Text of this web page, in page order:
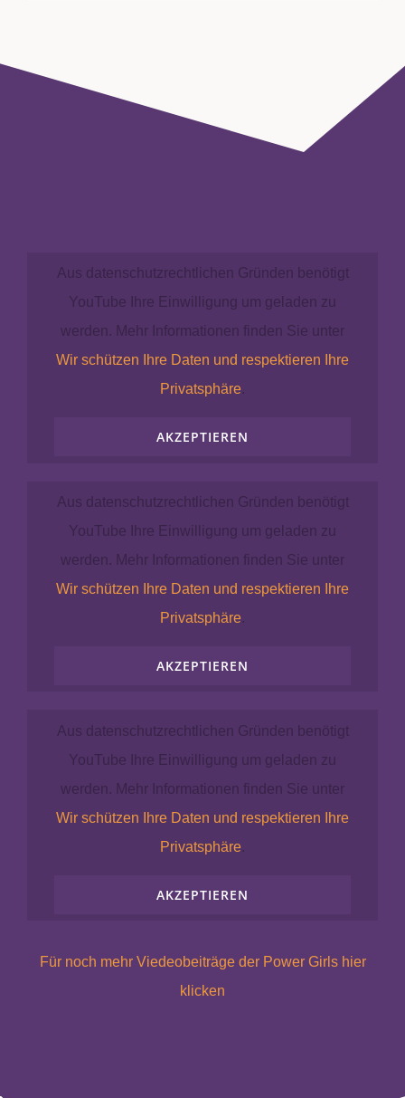
Aus datenschutzrechtlichen Gründen benötigt
YouTube Ihre Einwilligung um geladen zu
werden. Mehr Informationen finden Sie unter
Wir schützen Ihre Daten und respektieren Ihre
Privatsphäre.
AKZEPTIEREN
Aus datenschutzrechtlichen Gründen benötigt
YouTube Ihre Einwilligung um geladen zu
werden. Mehr Informationen finden Sie unter
Wir schützen Ihre Daten und respektieren Ihre
Privatsphäre.
AKZEPTIEREN
Aus datenschutzrechtlichen Gründen benötigt
YouTube Ihre Einwilligung um geladen zu
werden. Mehr Informationen finden Sie unter
Wir schützen Ihre Daten und respektieren Ihre
Privatsphäre.
AKZEPTIEREN
Für noch mehr Viedeobeiträge der Power Girls hier
klicken